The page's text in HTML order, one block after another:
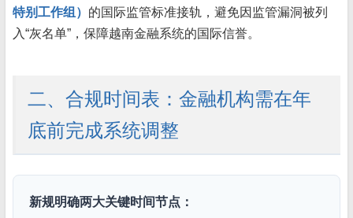
特别工作组） 的国际监管标准接轨，避免因监管漏洞被列
入“灰名单”，保障越南金融系统的国际信誉。
二、合规时间表：金融机构需在年
底前完成系统调整
新规明确两大关键时间节点：